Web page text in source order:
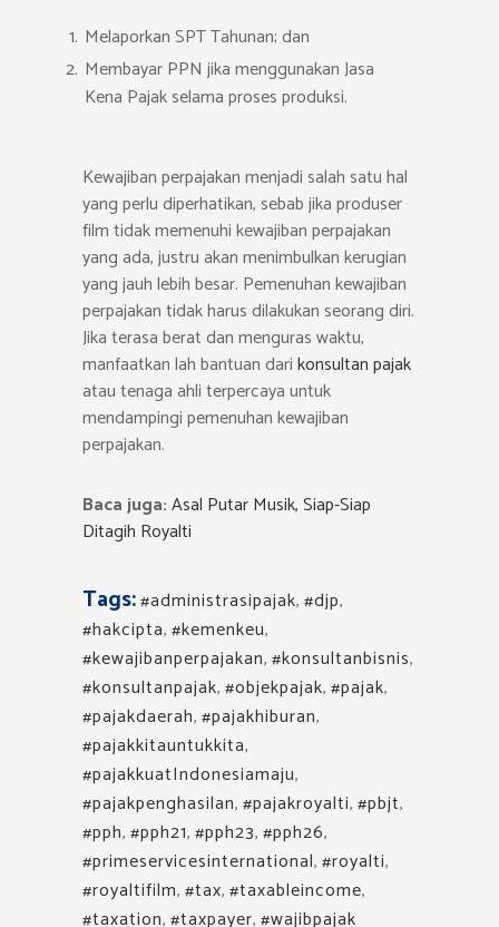
Melaporkan SPT Tahunan; dan
Membayar PPN jika menggunakan Jasa
Kena Pajak selama proses produksi.
Kewajiban perpajakan menjadi salah satu hal
yang perlu diperhatikan, sebab jika produser
film tidak memenuhi kewajiban perpajakan
yang ada, justru akan menimbulkan kerugian
yang jauh lebih besar. Pemenuhan kewajiban
perpajakan tidak harus dilakukan seorang diri.
Jika terasa berat dan menguras waktu,
manfaatkan lah bantuan darikonsultan pajak
atau tenaga ahli terpercaya untuk
mendampingi pemenuhan kewajiban
perpajakan.
Baca juga:Asal Putar Musik, Siap-Siap
Ditagih Royalti
Tags:#administrasipajak,#djp,
#hakcipta,#kemenkeu,
#kewajibanperpajakan,#konsultanbisnis,
#konsultanpajak,#objekpajak,#pajak,
#pajakdaerah,#pajakhiburan,
#pajakkitauntukkita,
#pajakkuatIndonesiamaju,
#pajakpenghasilan,#pajakroyalti,#pbjt,
#pph,#pph21,#pph23,#pph26,
#primeservicesinternational,#royalti,
#royaltifilm,#tax,#taxableincome,
#taxation,#taxpayer,#wajibpajak